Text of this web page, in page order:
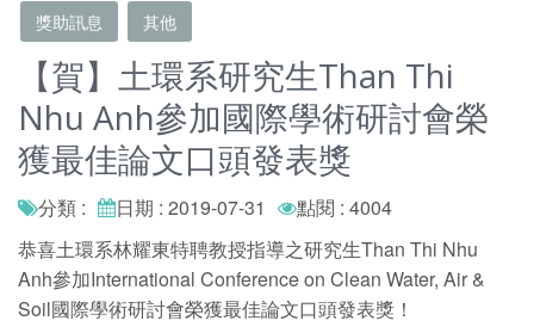
獎助訊息 其他
【賀】土環系研究生Than Thi
Nhu Anh參加國際學術研討會榮
獲最佳論文口頭發表獎
分類 : 日期 : 2019-07-31
點閱 : 4004
恭喜土環系林耀東特聘教授指導之研究生Than Thi Nhu
Anh參加International Conference on Clean Water, Air &
Soil國際學術研討會榮獲最佳論文口頭發表獎！